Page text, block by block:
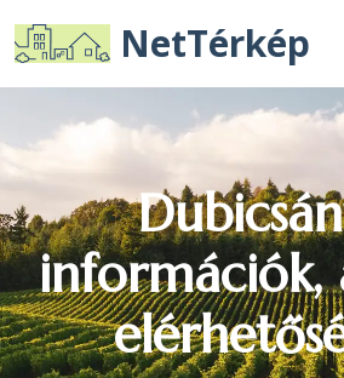
NetTérkép
információk,